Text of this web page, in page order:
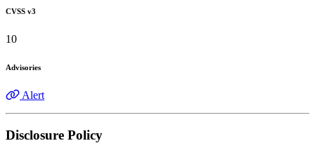
CVSS v3
10
Advisories
Alert
Disclosure Policy